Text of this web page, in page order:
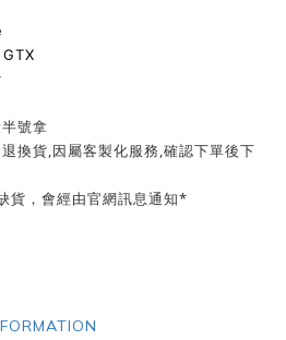
號拿
換貨,因屬客製化服務,確認下單後下
貨，會經由官網訊息通知*